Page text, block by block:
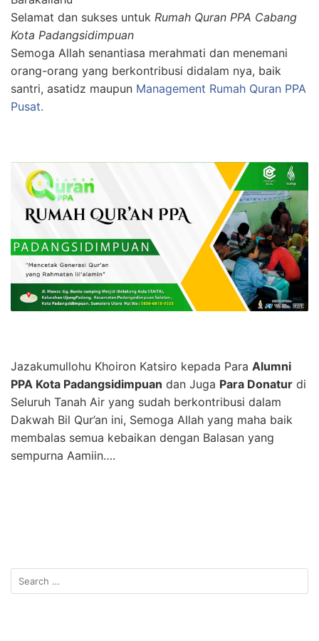
Selamat dan sukses untuk Rumah Quran PPA Cabang
Kota Padangsidimpuan
Semoga Allah senantiasa merahmati dan menemani
orang-orang yang berkontribusi didalam nya, baik
santri, asatidz maupun Management Rumah Quran PPA
Pusat.
Jazakumullohu Khoiron Katsiro kepada Para Alumni
PPA Kota Padangsidimpuan dan Juga Para Donatur di
Seluruh Tanah Air yang sudah berkontribusi dalam
Dakwah Bil Qur’an ini, Semoga Allah yang maha baik
membalas semua kebaikan dengan Balasan yang
sempurna Aamiin….
Search
for: